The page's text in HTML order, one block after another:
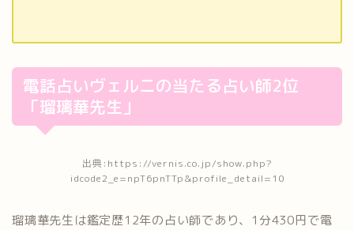
電話占いヴェルニの当たる占い師2位
「瑠璃華先生」
出典:https://vernis.co.jp/show.php?
idcode2_e=npT6pnTTp&profile_detail=10
瑠璃華先生は鑑定歴12年の占い師であり、1分430円で電